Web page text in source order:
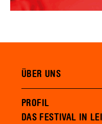
ÜBER UNS
PROFIL
DAS FESTIVAL IN